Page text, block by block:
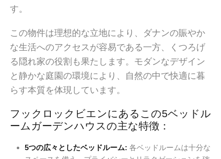
す。
この物件は理想的な立地により、ダナンの賑やか
な生活へのアクセスが容易である一方、くつろげ
る隠れ家の役割も果たします。モダンなデザイン
と静かな庭園の環境により、自然の中で快適に暮
らす本質を体現しています。
フックロックビエンにあるこの5ベッドル
ームガーデンハウスの主な特徴：
5つの広々としたベッドルーム: 各ベッドルームは十分な